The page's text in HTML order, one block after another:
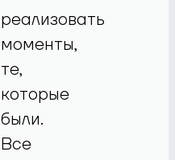
реализовать
моменты,
те,
которые
были.
Все